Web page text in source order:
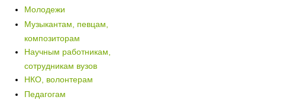
Молодежи
Музыкантам, певцам,
композиторам
Научным работникам,
сотрудникам вузов
НКО, волонтерам
Педагогам